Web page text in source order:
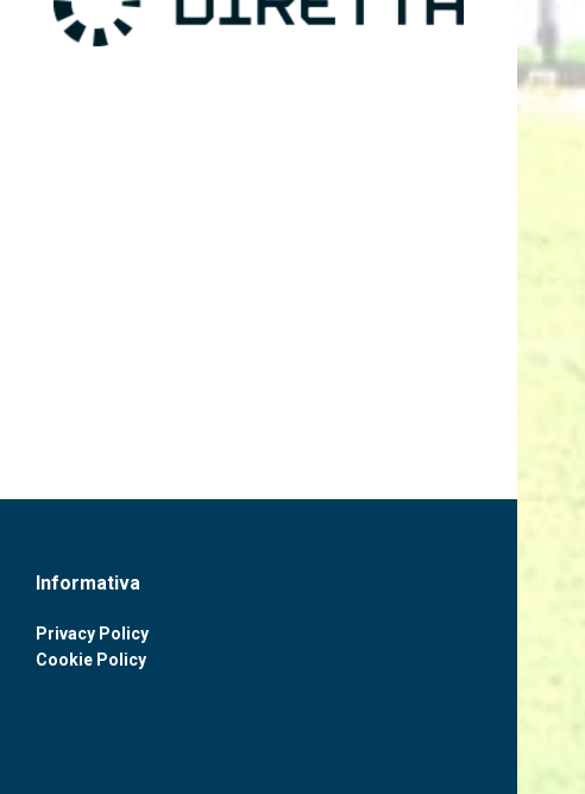
Informativa
Privacy Policy
Cookie Policy